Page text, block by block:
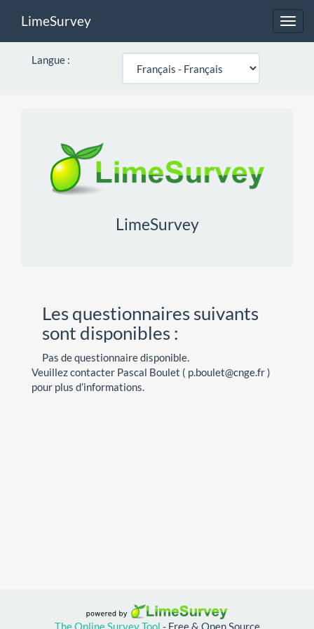
LimeSurvey
Langue :
LimeSurvey
Les questionnaires suivants
sont disponibles :
Pas de questionnaire disponible.
Veuillez contacter Pascal Boulet ( p.boulet@cnge.fr )
pour plus d’informations.
The Online Survey Tool - Free & Open Source